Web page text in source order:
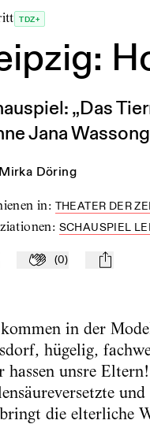
TDZ+
„Das
Jana
Mirka Döring
in: THEATER DER
: SCHAUSPIEL
TdZ hinzufügen
Applaudieren
(0) mail
in der
hügelig,
hassen unsre
die elterliche